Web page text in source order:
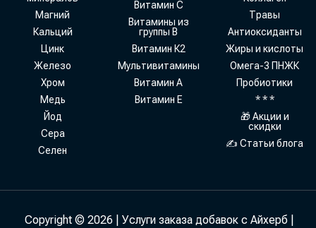
Магний
Кальций
Цинк
Железо
Хром
Медь
Йод
Сера
Селен
Витамин С
Витамины из
группы В
Витамин К2
Мультивитамины
Витамин А
Витамин Е
Травы
Антиоксиданты
Жиры и кислоты
Омега-3 ПНЖК
Пробиотики
* * *
🎁 Акции и
скидки
✍ Статьи блога
Copyright © 2026 | Услуги заказа добавок с Айхерб |